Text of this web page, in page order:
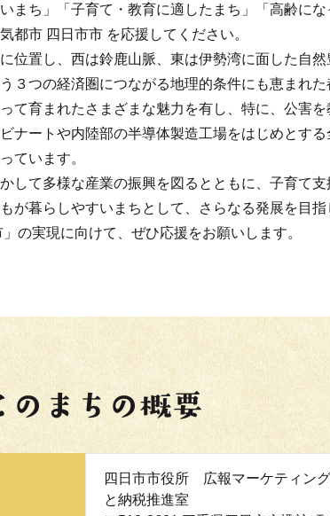
まち」「子育て・教育に適したまち」「高齢に
市 四日市市 を応援してください。
位置し、西は鈴鹿山脈、東は伊勢湾に面した自然
３つの経済圏につながる地理的条件にも恵まれた
て育まれたさまざまな魅力を有し、特に、公害を
ナートや内陸部の半導体製造工場をはじめとす
ています。
して多様な産業の振興を図るとともに、子育て支
が暮らしやすいまちとして、さらなる発展を目指
の実現に向けて、ぜひ応援をお願いします。
四日市市役所 広報マーケティン
と納税推進室